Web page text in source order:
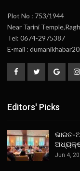
Plot No : 753/1944
Near Tarini
Tel: 0674-2975387
E-mail :
Editors' Picks
ଭାରତ-
Jun 4,